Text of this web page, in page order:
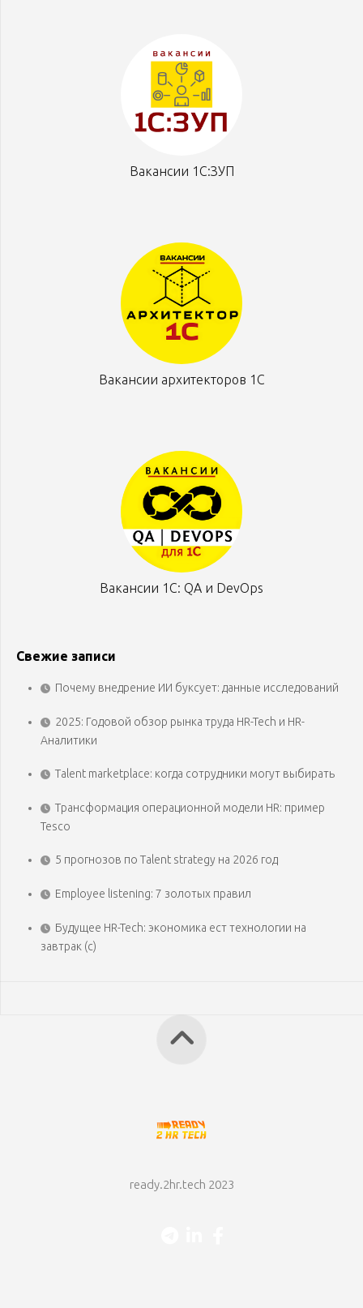
Вакансии 1С:ЗУП
Вакансии архитекторов 1С
Вакансии 1С: QA и DevOps
Свежие записи
Почему внедрение ИИ буксует: данные исследований
2025: Годовой обзор рынка труда HR-Tech и HR-
Аналитики
Talent marketplace: когда сотрудники могут выбирать
Трансформация операционной модели HR: пример
Tesco
5 прогнозов по Talent strategy на 2026 год
Employee listening: 7 золотых правил
Будущее HR-Tech: экономика ест технологии на
завтрак (с)
ready.2hr.tech 2023